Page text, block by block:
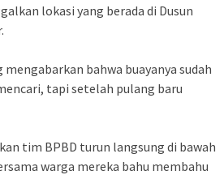
lokasi yang berada di Dusun
bahwa buayanya sudah
tapi setelah pulang baru
tim BPBD turun langsung di bawah
warga mereka bahu membahu